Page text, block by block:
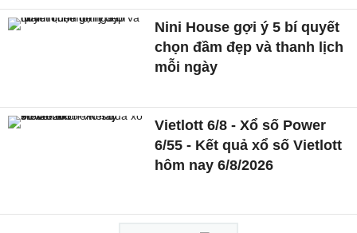
Nini House gợi ý 5 bí quyết
chọn đầm đẹp và thanh lịch
mỗi ngày
Vietlott 6/8 - Xổ số Power
6/55 - Kết quả xổ số Vietlott
hôm nay 6/8/2026